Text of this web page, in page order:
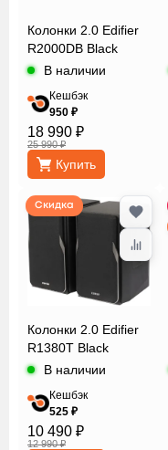
Sven
Гарнизон
доп.функции
Материал
корпуса
Мощность
Полоса
частот
Соотношение
Колонки 2.0 Edifier
R2000DB Black
В наличии
Кешбэк
950 ₽
18 990 ₽
25 990 ₽
Купить
Скидка
Колонки 2.0 Edifier
R1380T Black
В наличии
Кешбэк
525 ₽
10 490 ₽
12 990 ₽